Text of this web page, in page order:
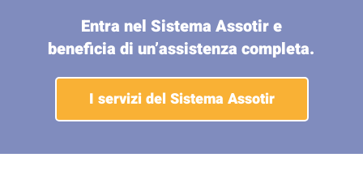
Entra nel Sistema Assotir e
beneficia di un’assistenza completa.
I servizi del Sistema Assotir